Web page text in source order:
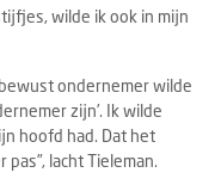
wilde ik ook in mijn
ondernemer wilde
zijn’. Ik wilde
hoofd had. Dat het
lacht Tieleman.